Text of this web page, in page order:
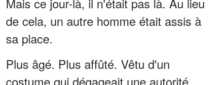
de cela, un autre homme était assis à
sa place.
Plus âgé. Plus affûté. Vêtu d'un
costume qui dégageait une autorité